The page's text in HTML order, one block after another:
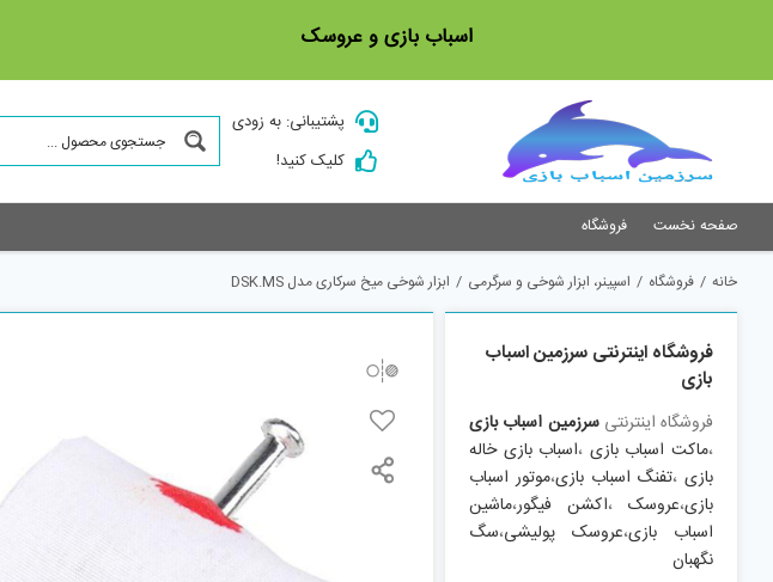
اسباب بازی و عروسک
پشتیبانی: به زودی
کلیک کنید!
صفحه نخست فروشگاه
خانه / فروشگاه / اسپینر، ابزار شوخی و سرگرمی / ابزار شوخی میخ سرکاری مدل DSK.MS
فروشگاه اینترنتی سرزمین اسباب
بازی
فروشگاه اینترنتیسرزمین اسباب بازی
،ماکت اسباب بازی ،اسباب بازی خاله
بازی،تفنگ اسباب بازی،موتور اسباب
بازی،عروسک،اکشن فیگور،ماشین
اسباب بازی،عروسک پولیشی،سگ
نگهبان